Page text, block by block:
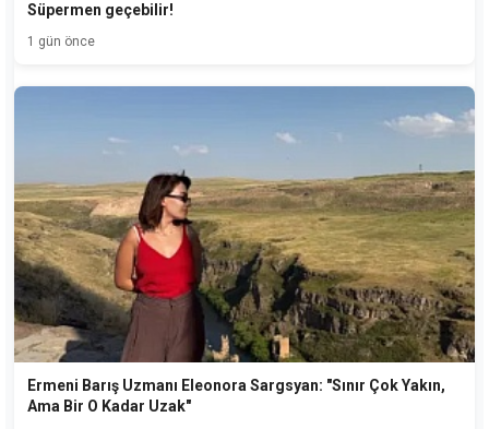
Süpermen geçebilir!
1 gün önce
Ermeni Barış Uzmanı Eleonora Sargsyan: "Sınır Çok Yakın,
Ama Bir O Kadar Uzak"